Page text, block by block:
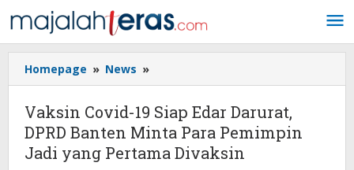
ke
konten
Homepage » News »
Covid-
Siap
Edar
Darurat,
Vaksin Covid-19 Siap Edar Darurat,
DPRD Banten Minta Para Pemimpin
Jadi yang Pertama Divaksin